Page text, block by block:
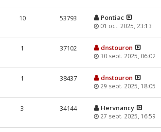
10 53793 Pontiac
01 oct. 2025, 23:13
1 37102 dnstouron
30 sept. 2025, 06:02
1 38437 dnstouron
29 sept. 2025, 18:05
3 34144 Hervnancy
27 sept. 2025, 16:59